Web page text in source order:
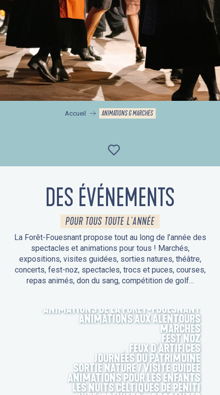
Accueil ANIMATIONS & MARCHÉS
Ajouter aux
DES ÉVÉNEMENTS
POUR TOUS TOUTE L'ANNÉE
La Forêt-Fouesnant propose tout au long de l’année des
spectacles et animations pour tous ! Marchés,
expositions, visites guidées, sorties natures, théâtre,
concerts, fest-noz, spectacles, trocs et puces, courses,
repas animés, don du sang, compétition de golf…
ANIMATIONS DE LA FORÊT-FOUESNANT
ANIMATIONS AUX ALENTOURS
MARCHÉS
FEST NOZ
FEUX D’ARTIFICES
JOURNÉES DU PATRIMOINE
SORTIE NATURE / VISITE GUIDÉE
ANIMATIONS POUR LES ENFANTS
LES NUITS CELTIQUES DE PENITI